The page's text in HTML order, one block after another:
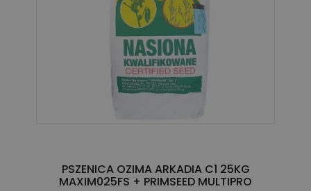
PSZENICA OZIMA ARKADIA C1 25KG
MAXIM025FS + PRIMSEED MULTIPRO